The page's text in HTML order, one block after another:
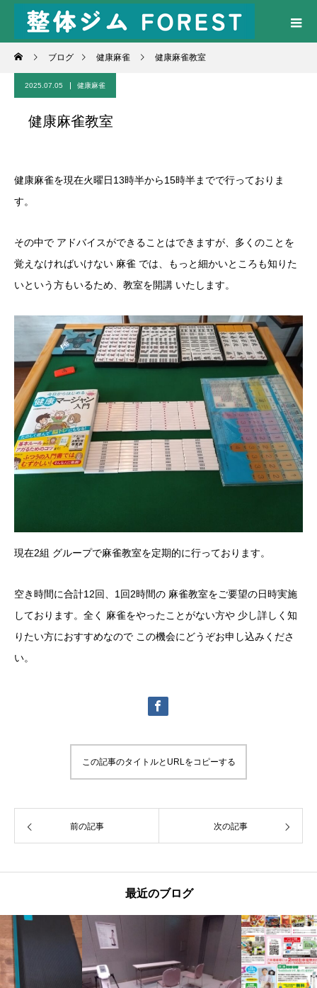
ブログ 健康麻雀 健康麻雀教室
2025.07.05 健康麻雀
健康麻雀教室
健康麻雀を現在火曜日13時半から15時半までで行っておりま
す。
その中で アドバイスができることはできますが、多くのことを
覚えなければいけない 麻雀 では、もっと細かいところも知りた
いという方もいるため、教室を開講 いたします。
現在2組 グループで麻雀教室を定期的に行っております。
空き時間に合計12回、1回2時間の 麻雀教室をご要望の日時実施
しております。全く 麻雀をやったことがない方や 少し詳しく知
りたい方におすすめなので この機会にどうぞお申し込みくださ
い。
この記事のタイトルとURLをコピーする
前の記事 次の記事
最近のブログ